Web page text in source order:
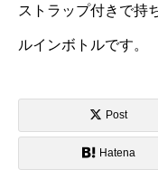
ストラップ付きで持
ルインボトルです。
Post
Hatena